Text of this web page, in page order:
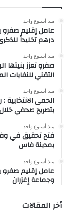
منذ أسبوع واحد
درهم تخليداً
منذ أسبوع واحد
صفرو تعزز بنيتها
التقني للنفايات
منذ أسبوع واحد
الحمى
بتصريح صحفي
منذ أسبوع واحد
فتح تحقيق في
بمدينة فاس
منذ أسبوع واحد
عامل إقليم صفرو
وجماعة إغزران
أخر المقالات